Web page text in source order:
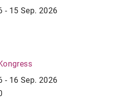
- 15 Sep. 2026
- 16 Sep. 2026